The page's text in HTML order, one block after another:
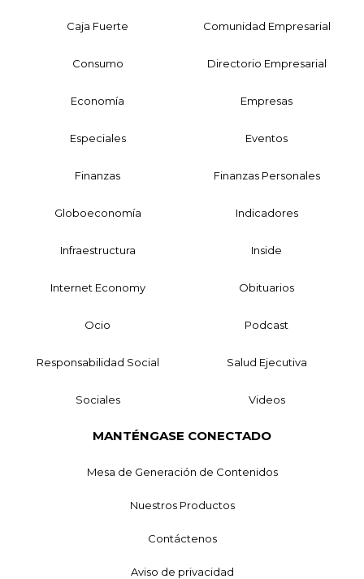
Caja Fuerte Comunidad Empresarial
Consumo Directorio Empresarial
Economía Empresas
Especiales Eventos
Finanzas Finanzas Personales
Globoeconomía Indicadores
Infraestructura Inside
Internet Economy Obituarios
Ocio Podcast
Responsabilidad Social Salud Ejecutiva
Sociales Videos
MANTÉNGASE CONECTADO
Mesa de Generación de Contenidos
Nuestros Productos
Contáctenos
Aviso de privacidad